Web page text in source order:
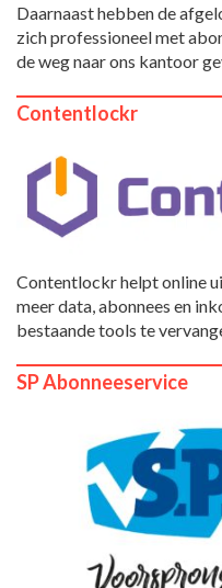
Daarnaast hebben de
zich professioneel met
de weg naar ons kantoor
Contentlockr
Contentlockr helpt online
meer data, abonnees en
bestaande tools te
SP Abonneeservice